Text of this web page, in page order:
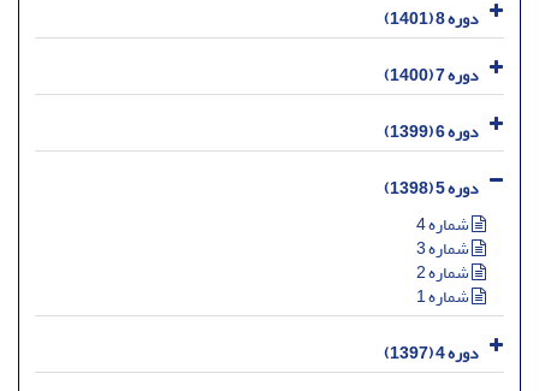
دوره 8 (1401)
دوره 7 (1400)
دوره 6 (1399)
دوره 5 (1398)
شماره 4
شماره 3
شماره 2
شماره 1
دوره 4 (1397)